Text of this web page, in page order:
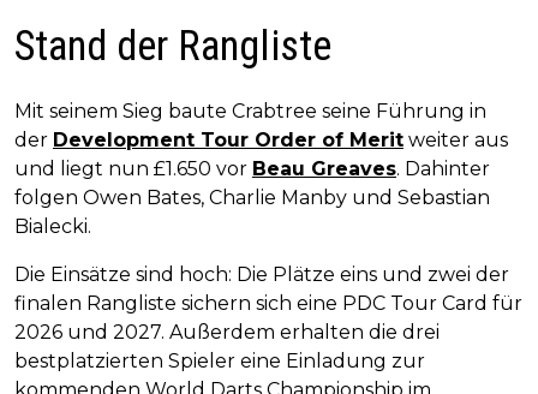
Stand der Rangliste
Mit seinem Sieg baute Crabtree seine Führung in
der Development Tour Order of Merit weiter aus
und liegt nun £1.650 vor Beau Greaves. Dahinter
folgen Owen Bates, Charlie Manby und Sebastian
Bialecki.
Die Einsätze sind hoch: Die Plätze eins und zwei der
finalen Rangliste sichern sich eine PDC Tour Card für
2026 und 2027. Außerdem erhalten die drei
bestplatzierten Spieler eine Einladung zur